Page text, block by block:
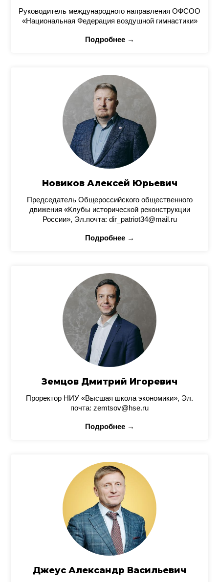
Руководитель международного направления ОФСОО
«Национальная Федерация воздушной гимнастики»
Подробнее →
Новиков Алексей Юрьевич
Председатель Общероссийского общественного
движения «Клубы исторической реконструкции
России», Эл.почта: dir_patriot34@mail.ru
Подробнее →
Земцов Дмитрий Игоревич
Проректор НИУ «Высшая школа экономики», Эл.
почта: zemtsov@hse.ru
Подробнее →
Джеус Александр Васильевич